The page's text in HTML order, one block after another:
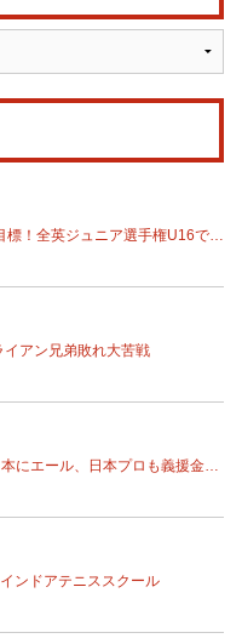
ジュニア選手権U16で湯藤慶寿が優勝！
イアン兄弟敗れ大苦戦
エール、日本プロも義援金活動
ンドアテニススクール